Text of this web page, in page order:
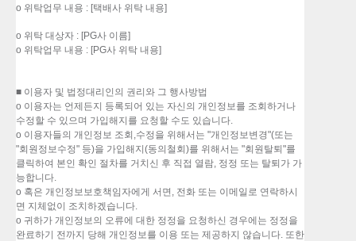
o 위탁업무 내용 : [택배사 위탁 내용]
o 위탁 대상자 : [PG사 이름]
o 위탁업무 내용 : [PG사 위탁 내용]
■ 이용자 및 법정대리인의 권리와 그 행사방법
o 이용자는 언제든지 등록되어 있는 자신의 개인정보를 조회하거나
수정할 수 있으며 가입해지를 요청할 수도 있습니다.
o 이용자들의 개인정보 조회,수정을 위해서는 "개인정보변경"(또는
"회원정보수정" 등)을 가입해지(동의철회)를 위해서는 "회원탈퇴"를
클릭하여 본인 확인 절차를 거치신 후 직접 열람, 정정 또는 탈퇴가 가
능합니다.
o 혹은 개인정보보호책임자에게 서면, 전화 또는 이메일로 연락하시
면 지체없이 조치하겠습니다.
o 귀하가 개인정보의 오류에 대한 정정을 요청하신 경우에는 정정을
완료하기 전까지 당해 개인정보를 이용 또는 제공하지 않습니다. 또한